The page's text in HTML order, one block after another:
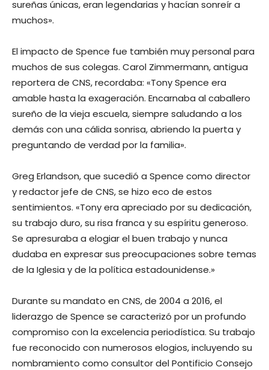
sureñas únicas, eran legendarias y hacían sonreír a
muchos».
El impacto de Spence fue también muy personal para
muchos de sus colegas. Carol Zimmermann, antigua
reportera de CNS, recordaba: «Tony Spence era
amable hasta la exageración. Encarnaba al caballero
sureño de la vieja escuela, siempre saludando a los
demás con una cálida sonrisa, abriendo la puerta y
preguntando de verdad por la familia».
Greg Erlandson, que sucedió a Spence como director
y redactor jefe de CNS, se hizo eco de estos
sentimientos. «Tony era apreciado por su dedicación,
su trabajo duro, su risa franca y su espíritu generoso.
Se apresuraba a elogiar el buen trabajo y nunca
dudaba en expresar sus preocupaciones sobre temas
de la Iglesia y de la política estadounidense.»
Durante su mandato en CNS, de 2004 a 2016, el
liderazgo de Spence se caracterizó por un profundo
compromiso con la excelencia periodística. Su trabajo
fue reconocido con numerosos elogios, incluyendo su
nombramiento como consultor del Pontificio Consejo